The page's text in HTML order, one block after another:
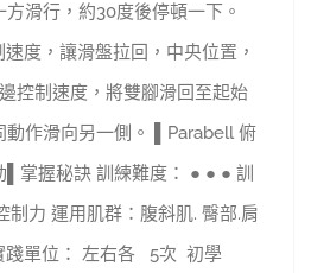
方滑行，約30度後停頓一下。
度，讓滑盤拉回，中央位置，
控制速度，將雙腳滑回至起始
動作滑向另一側。 ▌Parabell 俯
▌掌握秘訣 訓練難度： ● ● ● 訓
制力 運用肌群：腹斜肌. 臀部.肩
踐單位： 左右各 5次 初學